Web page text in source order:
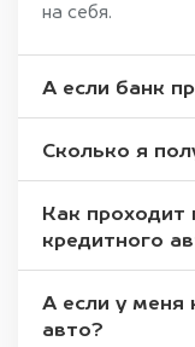
на себя.
А если банк
Сколько я
Как проходит
кредитного
А если у
авто?